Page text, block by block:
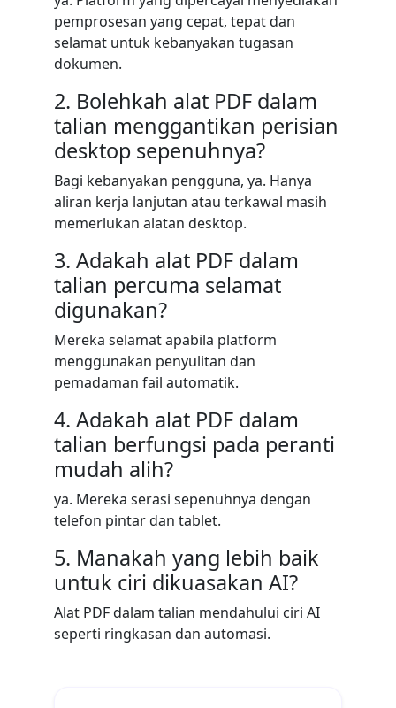
pemprosesan yang cepat, tepat dan
selamat untuk kebanyakan tugasan
dokumen.
2. Bolehkah alat PDF dalam
talian menggantikan perisian
desktop sepenuhnya?
Bagi kebanyakan pengguna, ya. Hanya
aliran kerja lanjutan atau terkawal masih
memerlukan alatan desktop.
3. Adakah alat PDF dalam
talian percuma selamat
digunakan?
Mereka selamat apabila platform
menggunakan penyulitan dan
pemadaman fail automatik.
4. Adakah alat PDF dalam
talian berfungsi pada peranti
mudah alih?
ya. Mereka serasi sepenuhnya dengan
telefon pintar dan tablet.
5. Manakah yang lebih baik
untuk ciri dikuasakan AI?
Alat PDF dalam talian mendahului ciri AI
seperti ringkasan dan automasi.